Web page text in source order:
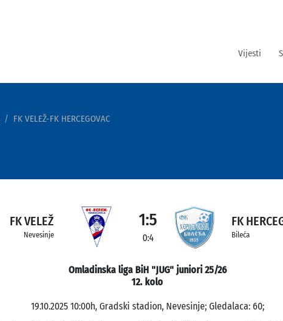
Vijesti
FK VELEŽ-FK HERCEGOVAC
FK VELEŽ
Nevesinje
1:5
0:4
FK
Bileća
Omladinska liga BiH "JUG" juniori 25/26
12. kolo
19.10.2025 10:00h, Gradski stadion, Nevesinje; Gledalaca: 60;